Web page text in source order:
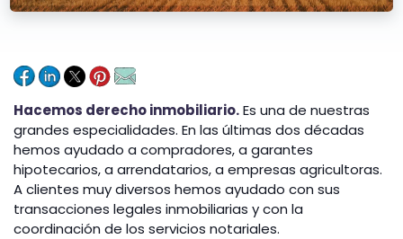
Hacemos derecho inmobiliario.Es una de nuestras
grandes especialidades. En las últimas dos décadas
hemos ayudado a compradores, a garantes
hipotecarios, a arrendatarios, a empresas agricultoras.
A clientes muy diversos hemos ayudado con sus
transacciones legales inmobiliarias y con la
coordinación de los servicios notariales.